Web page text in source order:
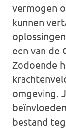
vermogen
kunnen
een van de
Zodoende
omgeving.
bestand